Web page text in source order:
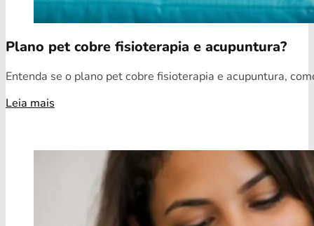
Plano pet cobre fisioterapia e acupuntura?
Entenda se o plano pet cobre fisioterapia e acupuntura,
Leia mais